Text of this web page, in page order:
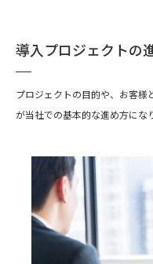
導入プロジェクトの
プロジェクトの目的や、お客様
が当社での基本的な進め方にな